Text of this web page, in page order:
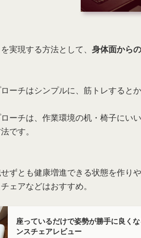
実現する方法として、 身体面から
ーチはシンプルに、筋トレすると
ーチは、作業環境の机・椅子にい
です。
ずとも健康増進できる状態を作りや
ェアなどはおすすめ。
座っているだけで姿勢が勝手に良く
ンスチェアレビュー